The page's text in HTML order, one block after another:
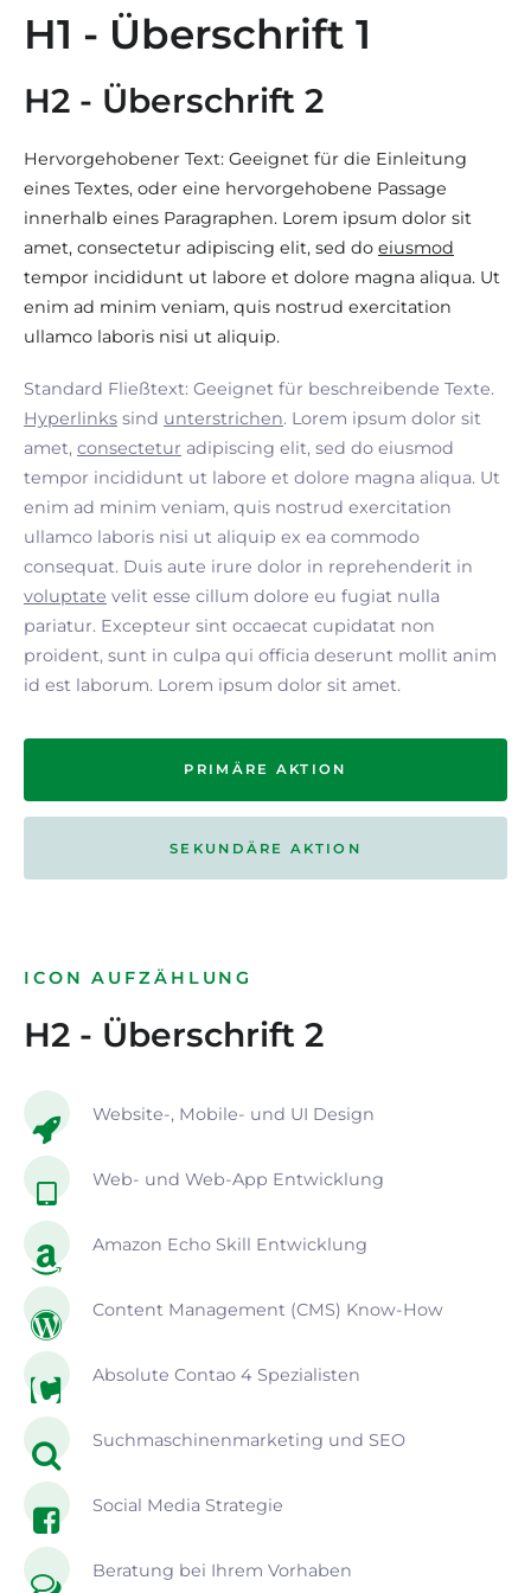
H1 - Überschrift 1
H2 - Überschrift 2
Hervorgehobener Text: Geeignet für die Einleitung
eines Textes, oder eine hervorgehobene Passage
innerhalb eines Paragraphen. Lorem ipsum dolor sit
amet, consectetur adipiscing elit, sed do eiusmod
tempor incididunt ut labore et dolore magna aliqua. Ut
enim ad minim veniam, quis nostrud exercitation
ullamco laboris nisi ut aliquip.
Standard Fließtext: Geeignet für beschreibende Texte.
Hyperlinks sind unterstrichen. Lorem ipsum dolor sit
amet, consectetur adipiscing elit, sed do eiusmod
tempor incididunt ut labore et dolore magna aliqua. Ut
enim ad minim veniam, quis nostrud exercitation
ullamco laboris nisi ut aliquip ex ea commodo
consequat. Duis aute irure dolor in reprehenderit in
voluptate velit esse cillum dolore eu fugiat nulla
pariatur. Excepteur sint occaecat cupidatat non
proident, sunt in culpa qui officia deserunt mollit anim
id est laborum. Lorem ipsum dolor sit amet.
PRIMÄRE AKTION
SEKUNDÄRE AKTION
ICON AUFZÄHLUNG
H2 - Überschrift 2
Website-, Mobile- und UI Design
Web- und Web-App Entwicklung
Amazon Echo Skill Entwicklung
Content Management (CMS) Know-How
Absolute Contao 4 Spezialisten
Suchmaschinenmarketing und SEO
Social Media Strategie
Beratung bei Ihrem Vorhaben